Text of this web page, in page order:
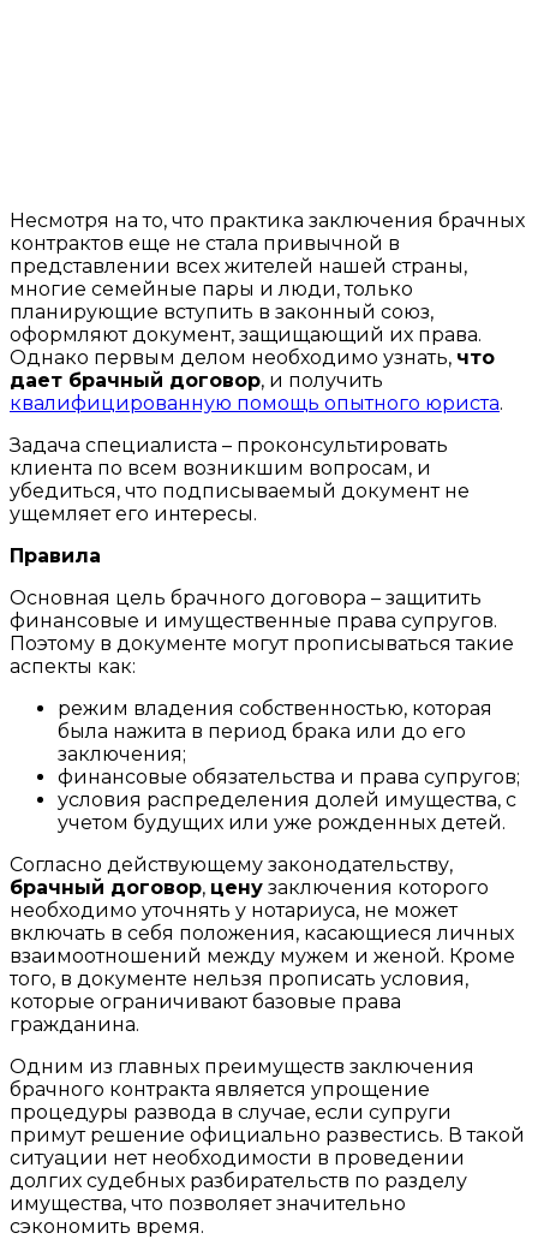
Несмотря на то, что практика заключения брачных
контрактов еще не стала привычной в
представлении всех жителей нашей страны,
многие семейные пары и люди, только
планирующие вступить в законный союз,
оформляют документ, защищающий их права.
Однако первым делом необходимо узнать, что
дает брачный договор, и получить
квалифицированную помощь опытного юриста.
Задача специалиста – проконсультировать
клиента по всем возникшим вопросам, и
убедиться, что подписываемый документ не
ущемляет его интересы.
Правила
Основная цель брачного договора – защитить
финансовые и имущественные права супругов.
Поэтому в документе могут прописываться такие
аспекты как:
режим владения собственностью, которая
была нажита в период брака или до его
заключения;
финансовые обязательства и права супругов;
условия распределения долей имущества, с
учетом будущих или уже рожденных детей.
Согласно действующему законодательству,
брачный договор, цену заключения которого
необходимо уточнять у нотариуса, не может
включать в себя положения, касающиеся личных
взаимоотношений между мужем и женой. Кроме
того, в документе нельзя прописать условия,
которые ограничивают базовые права
гражданина.
Одним из главных преимуществ заключения
брачного контракта является упрощение
процедуры развода в случае, если супруги
примут решение официально развестись. В такой
ситуации нет необходимости в проведении
долгих судебных разбирательств по разделу
имущества, что позволяет значительно
сэкономить время.